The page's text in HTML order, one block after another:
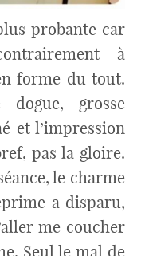
probante car
à
forme du tout.
grosse
et l’impression
pas la gloire.
le charme
a disparu,
me coucher
Seul le mal de